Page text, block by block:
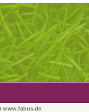
www.fabus.de